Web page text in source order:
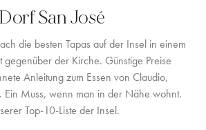
San José
die besten Tapas auf der Insel in einem
der Kirche. Günstige Preise
Anleitung zum Essen von Claudio,
Ein Muss, wenn man in der Nähe wohnt.
Top-10-Liste der Insel.